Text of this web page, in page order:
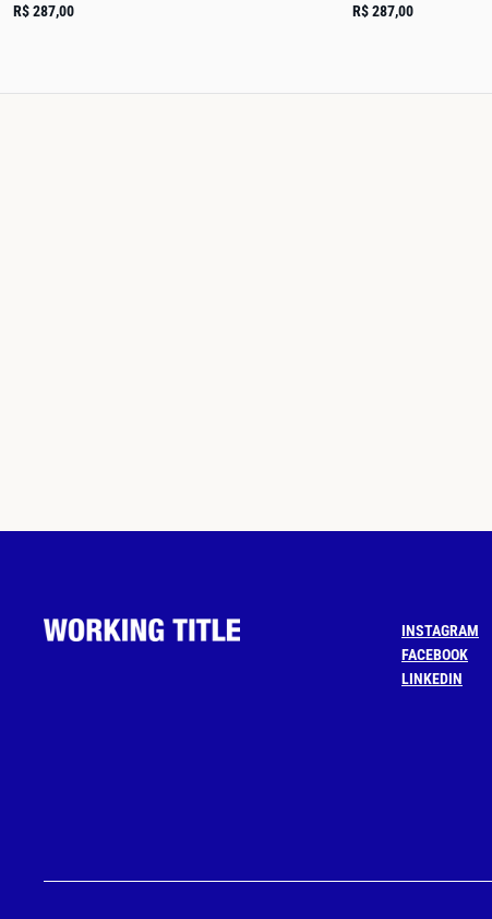
R$ 287,00
R$ 287,00
INSTAGRAM
FACEBOOK
LINKEDIN